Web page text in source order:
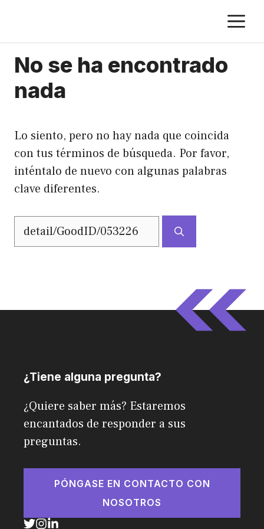
contenido
No se ha encontrado
nada
Lo siento, pero no hay nada que coincida
con tus términos de búsqueda. Por favor,
inténtalo de nuevo con algunas palabras
clave diferentes.
Buscar:
¿Tiene alguna pregunta?
¿Quiere saber más? Estaremos
encantados de responder a sus
preguntas.
PÓNGASE EN CONTACTO CON
NOSOTROS